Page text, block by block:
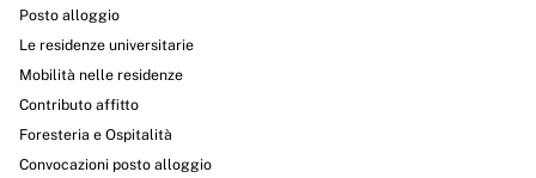
Posto alloggio
Le residenze universitarie
Mobilità nelle residenze
Contributo affitto
Foresteria e Ospitalità
Convocazioni posto alloggio